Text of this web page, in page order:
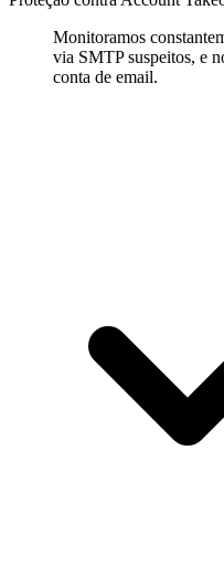
Monitoramos
via SMTP suspeitos, e
conta de email.